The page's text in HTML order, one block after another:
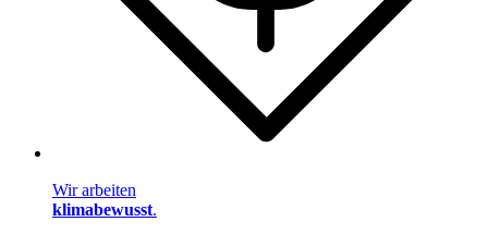
Wir arbeiten
klimabewusst.